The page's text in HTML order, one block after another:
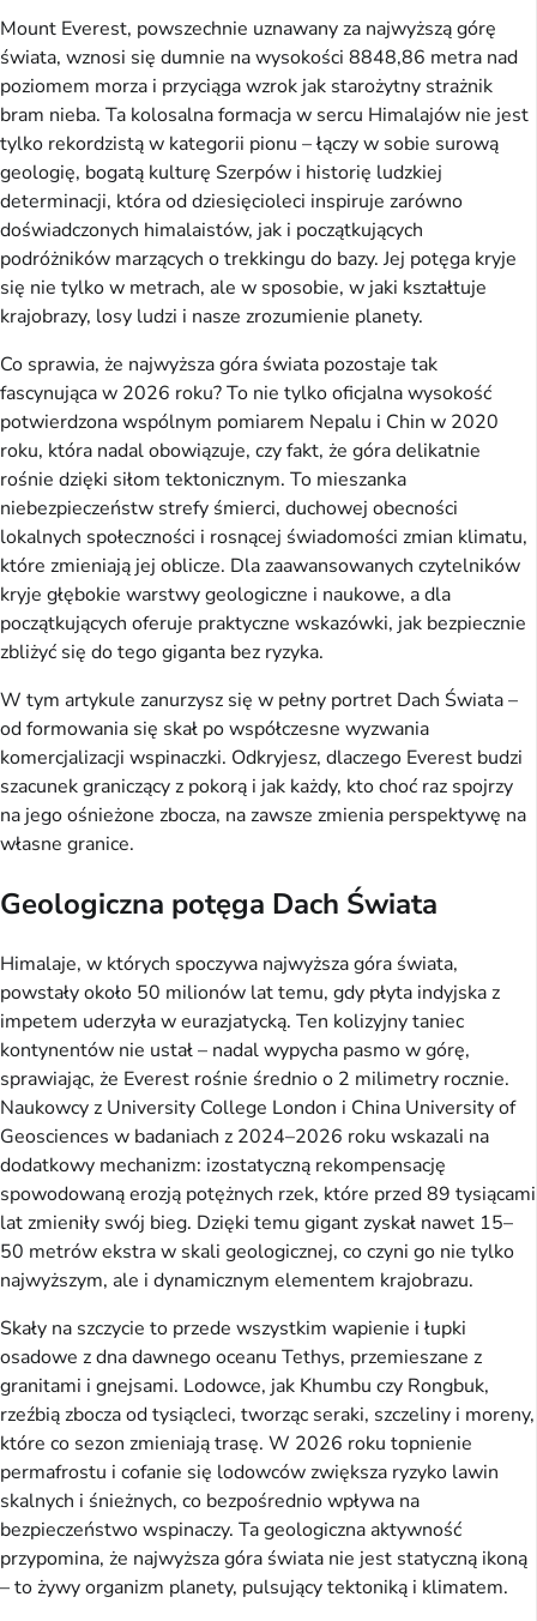
Mount Everest, powszechnie uznawany za najwyższą górę
świata, wznosi się dumnie na wysokości 8848,86 metra nad
poziomem morza i przyciąga wzrok jak starożytny strażnik
bram nieba. Ta kolosalna formacja w sercu Himalajów nie jest
tylko rekordzistą w kategorii pionu – łączy w sobie surową
geologię, bogatą kulturę Szerpów i historię ludzkiej
determinacji, która od dziesięcioleci inspiruje zarówno
doświadczonych himalaistów, jak i początkujących
podróżników marzących o trekkingu do bazy. Jej potęga kryje
się nie tylko w metrach, ale w sposobie, w jaki kształtuje
krajobrazy, losy ludzi i nasze zrozumienie planety.
Co sprawia, że najwyższa góra świata pozostaje tak
fascynująca w 2026 roku? To nie tylko oficjalna wysokość
potwierdzona wspólnym pomiarem Nepalu i Chin w 2020
roku, która nadal obowiązuje, czy fakt, że góra delikatnie
rośnie dzięki siłom tektonicznym. To mieszanka
niebezpieczeństw strefy śmierci, duchowej obecności
lokalnych społeczności i rosnącej świadomości zmian klimatu,
które zmieniają jej oblicze. Dla zaawansowanych czytelników
kryje głębokie warstwy geologiczne i naukowe, a dla
początkujących oferuje praktyczne wskazówki, jak bezpiecznie
zbliżyć się do tego giganta bez ryzyka.
W tym artykule zanurzysz się w pełny portret Dach Świata –
od formowania się skał po współczesne wyzwania
komercjalizacji wspinaczki. Odkryjesz, dlaczego Everest budzi
szacunek graniczący z pokorą i jak każdy, kto choć raz spojrzy
na jego ośnieżone zbocza, na zawsze zmienia perspektywę na
własne granice.
Geologiczna potęga Dach Świata
Himalaje, w których spoczywa najwyższa góra świata,
powstały około 50 milionów lat temu, gdy płyta indyjska z
impetem uderzyła w eurazjatycką. Ten kolizyjny taniec
kontynentów nie ustał – nadal wypycha pasmo w górę,
sprawiając, że Everest rośnie średnio o 2 milimetry rocznie.
Naukowcy z University College London i China University of
Geosciences w badaniach z 2024–2026 roku wskazali na
dodatkowy mechanizm: izostatyczną rekompensację
spowodowaną erozją potężnych rzek, które przed 89 tysiącami
lat zmieniły swój bieg. Dzięki temu gigant zyskał nawet 15–
50 metrów ekstra w skali geologicznej, co czyni go nie tylko
najwyższym, ale i dynamicznym elementem krajobrazu.
Skały na szczycie to przede wszystkim wapienie i łupki
osadowe z dna dawnego oceanu Tethys, przemieszane z
granitami i gnejsami. Lodowce, jak Khumbu czy Rongbuk,
rzeźbią zbocza od tysiącleci, tworząc seraki, szczeliny i moreny,
które co sezon zmieniają trasę. W 2026 roku topnienie
permafrostu i cofanie się lodowców zwiększa ryzyko lawin
skalnych i śnieżnych, co bezpośrednio wpływa na
bezpieczeństwo wspinaczy. Ta geologiczna aktywność
przypomina, że najwyższa góra świata nie jest statyczną ikoną
– to żywy organizm planety, pulsujący tektoniką i klimatem.